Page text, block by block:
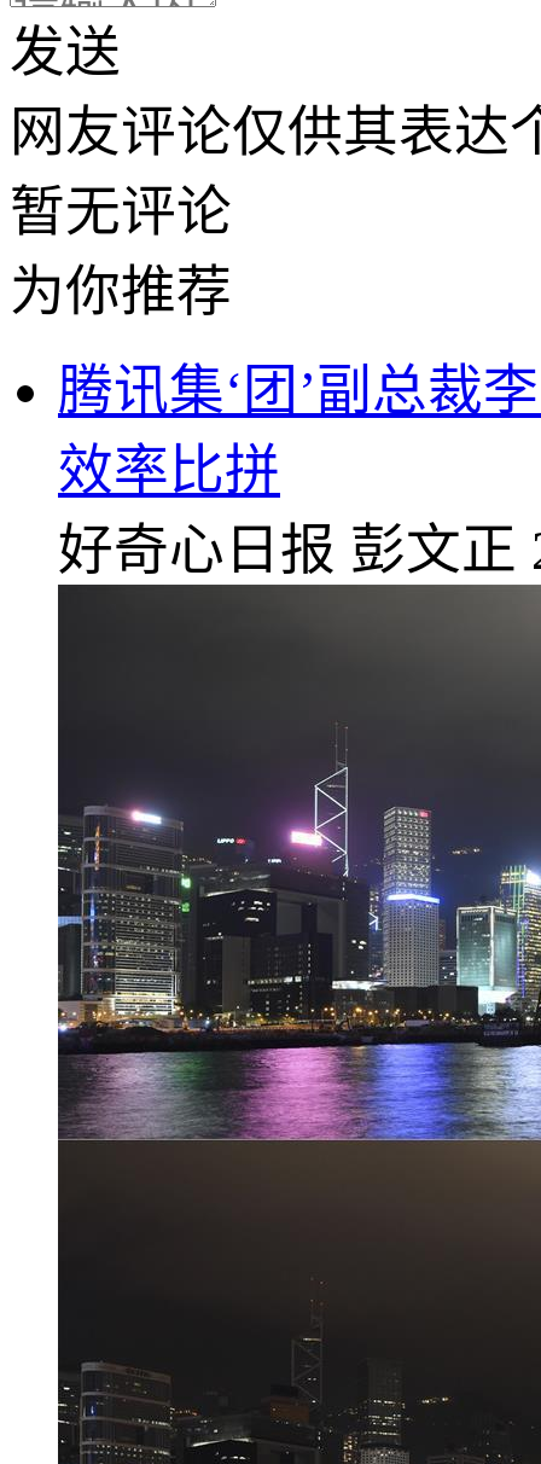
发送
网友评论仅供其表达
暂无评论
为你推荐
腾讯集‘团’副总裁
效率比拼
好奇心日报 彭文正